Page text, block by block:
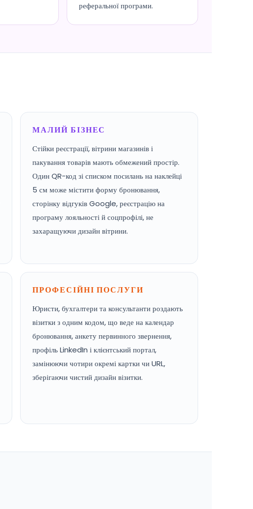
реферальної програми.
МАЛИЙ БІЗНЕС
Стійки реєстрації, вітрини магазинів і
пакування товарів мають обмежений простір.
Один QR-код зі списком посилань на наклейці
5 см може містити форму бронювання,
сторінку відгуків Google, реєстрацію на
програму лояльності й соцпрофілі, не
захаращуючи дизайн вітрини.
ПРОФЕСІЙНІ ПОСЛУГИ
Юристи, бухгалтери та консультанти роздають
візитки з одним кодом, що веде на календар
бронювання, анкету первинного звернення,
профіль LinkedIn і клієнтський портал,
замінюючи чотири окремі картки чи URL,
зберігаючи чистий дизайн візитки.